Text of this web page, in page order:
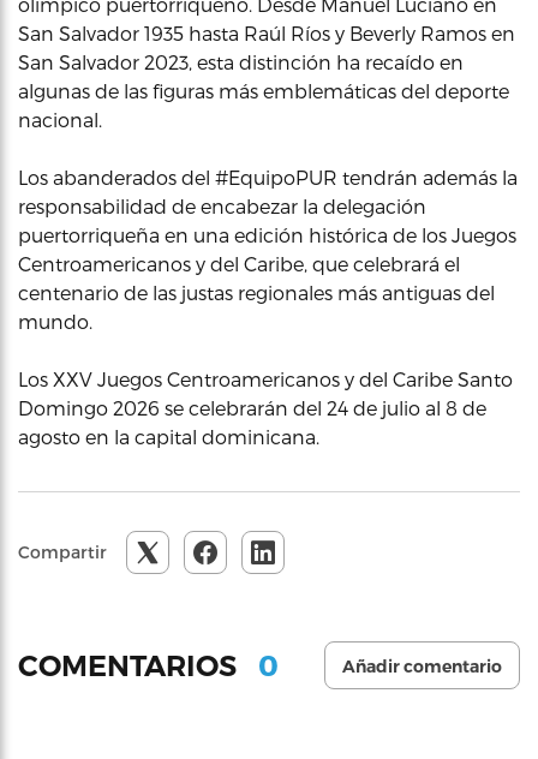
San Salvador 1935 hasta Raúl Ríos y Beverly Ramos en
San Salvador 2023, esta distinción ha recaído en
algunas de las figuras más emblemáticas del deporte
nacional.
Los abanderados del #EquipoPUR tendrán además la
responsabilidad de encabezar la delegación
puertorriqueña en una edición histórica de los Juegos
Centroamericanos y del Caribe, que celebrará el
centenario de las justas regionales más antiguas del
mundo.
Los XXV Juegos Centroamericanos y del Caribe Santo
Domingo 2026 se celebrarán del 24 de julio al 8 de
agosto en la capital dominicana.
Compartir
COMENTARIOS 0 Añadir comentario